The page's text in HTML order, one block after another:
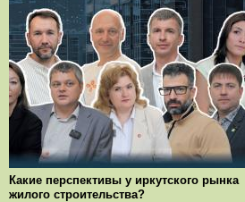
Какие перспективы у иркутского рынка
жилого строительства?